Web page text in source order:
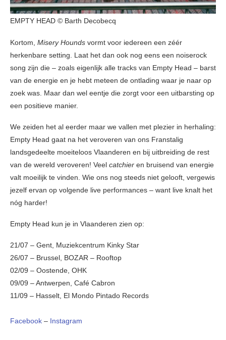
EMPTY HEAD © Barth Decobecq
Kortom, Misery Hounds vormt voor iedereen een zéér
herkenbare setting. Laat het dan ook nog eens een noiserock
song zijn die – zoals eigenlijk alle tracks van Empty Head – barst
van de energie en je hebt meteen de ontlading waar je naar op
zoek was. Maar dan wel eentje die zorgt voor een uitbarsting op
een positieve manier.
We zeiden het al eerder maar we vallen met plezier in herhaling:
Empty Head gaat na het veroveren van ons Franstalig
landsgedeelte moeiteloos Vlaanderen en bij uitbreiding de rest
van de wereld veroveren! Veel catchier en bruisend van energie
valt moeilijk te vinden. Wie ons nog steeds niet gelooft, vergewis
jezelf ervan op volgende live performances – want live knalt het
nóg harder!
Empty Head kun je in Vlaanderen zien op:
21/07 – Gent, Muziekcentrum Kinky Star
26/07 – Brussel, BOZAR – Rooftop
02/09 – Oostende, OHK
09/09 – Antwerpen, Café Cabron
11/09 – Hasselt, El Mondo Pintado Records
Facebook – Instagram